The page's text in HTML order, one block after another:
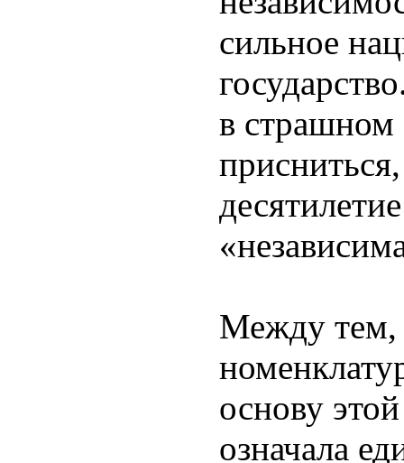
сильное
в страшном
Между тем,
основу
означала